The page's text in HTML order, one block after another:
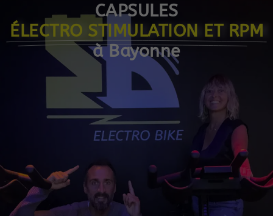
CAPSULES
ÉLECTRO STIMULATION ET RPM
à Bayonne​